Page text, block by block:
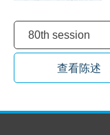
80th session
查看陈述